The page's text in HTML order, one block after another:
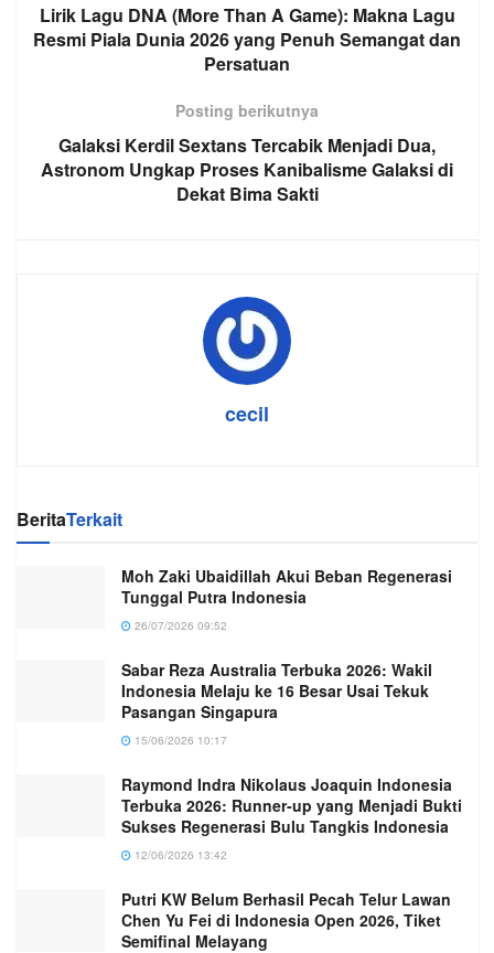
Lirik Lagu DNA (More Than A Game): Makna Lagu
Resmi Piala Dunia 2026 yang Penuh Semangat dan
Persatuan
Posting berikutnya
Galaksi Kerdil Sextans Tercabik Menjadi Dua,
Astronom Ungkap Proses Kanibalisme Galaksi di
Dekat Bima Sakti
cecil
BeritaTerkait
Moh Zaki Ubaidillah Akui Beban Regenerasi
Tunggal Putra Indonesia
26/07/2026 09:52
Sabar Reza Australia Terbuka 2026: Wakil
Indonesia Melaju ke 16 Besar Usai Tekuk
Pasangan Singapura
15/06/2026 10:17
Raymond Indra Nikolaus Joaquin Indonesia
Terbuka 2026: Runner-up yang Menjadi Bukti
Sukses Regenerasi Bulu Tangkis Indonesia
12/06/2026 13:42
Putri KW Belum Berhasil Pecah Telur Lawan
Chen Yu Fei di Indonesia Open 2026, Tiket
Semifinal Melayang